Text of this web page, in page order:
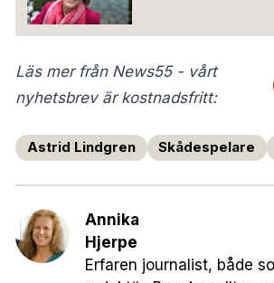
Läs mer från News55 - vårt
nyhetsbrev är kostnadsfritt:
Astrid Lindgren Skådespelare
Annika
Hjerpe
Erfaren journalist, både